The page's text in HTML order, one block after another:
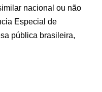
nacional ou não
Especial de
pública brasileira,